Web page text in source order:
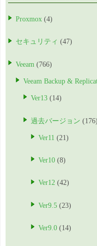
Proxmox (4)
セキュリティ (47)
Veeam (766)
Veeam Backup &
Ver13 (14)
過去バージョン (176)
Ver11 (21)
Ver10 (8)
Ver12 (42)
Ver9.5 (23)
Ver9.0 (14)